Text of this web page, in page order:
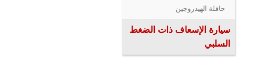
حافلة الهيدروجين
سيارة الإسعاف ذات الضغط
السلبي